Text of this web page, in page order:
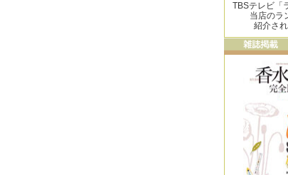
TBSテレビ「
当店のラ
紹介さ